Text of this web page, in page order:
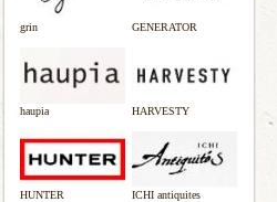
grin GENERATOR
haupia HARVESTY
HUNTER ICHI antiquites